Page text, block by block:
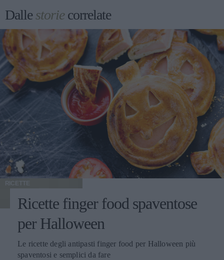
Dallestoriecorrelate
RICETTE
Ricette finger food spaventose
per Halloween
Le ricette degli antipasti finger food per Halloween più
spaventosi e semplici da fare